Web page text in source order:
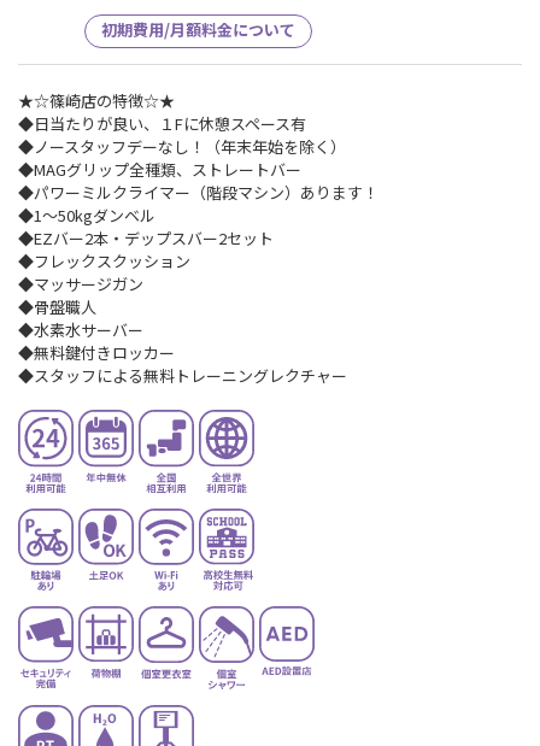
初期費用/月額料金について
★☆篠崎店の特徴☆★
◆日当たりが良い、１Fに休憩スペース有
◆ノースタッフデーなし！（年末年始を除く）
◆MAGグリップ全種類、ストレートバー
◆パワーミルクライマー（階段マシン）あります！
◆1～50kgダンベル
◆EZバー2本・デップスバー2セット
◆フレックスクッション
◆マッサージガン
◆骨盤職人
◆水素水サーバー
◆無料鍵付きロッカー
◆スタッフによる無料トレーニングレクチャー